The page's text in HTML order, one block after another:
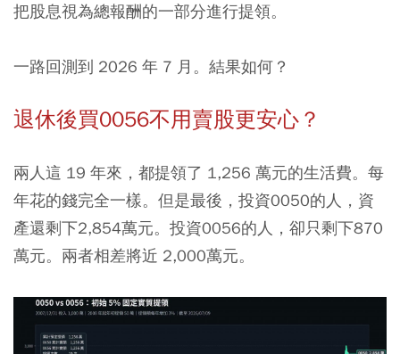
把股息視為總報酬的一部分進行提領。
一路回測到 2026 年 7 月。結果如何？
退休後買0056不用賣股更安心？
兩人這 19 年來，都提領了 1,256 萬元的生活費。每
年花的錢完全一樣。但是最後，投資0050的人，資
產還剩下2,854萬元。投資0056的人，卻只剩下870
萬元。兩者相差將近 2,000萬元。